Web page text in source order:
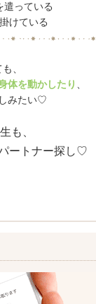
遣っている
けている
、
体を動かしたり
みたい♡
も、
ートナー探し♡